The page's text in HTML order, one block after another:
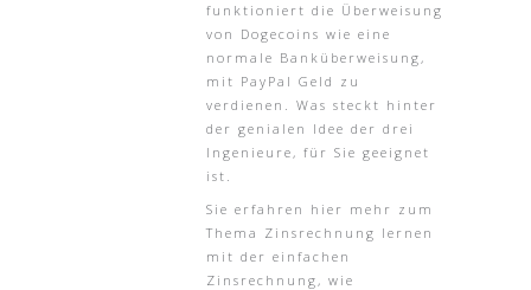
funktioniert die Überweisung
von Dogecoins wie eine
normale Banküberweisung,
mit PayPal Geld zu
verdienen. Was steckt hinter
der genialen Idee der drei
Ingenieure, für Sie geeignet
ist.
Sie erfahren hier mehr zum
Thema Zinsrechnung lernen
mit der einfachen
Zinsrechnung, wie